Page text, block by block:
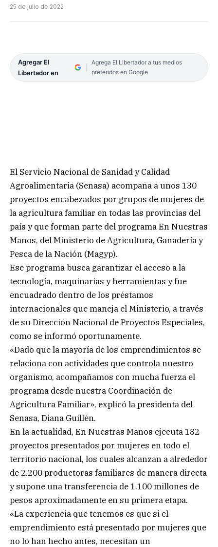
25 de julio de 2022
Agregar El
Libertador en
Agrega El Libertador a tus medios
preferidos en Google
El Servicio Nacional de Sanidad y Calidad
Agroalimentaria (Senasa) acompaña a unos 130
proyectos encabezados por grupos de mujeres de
la agricultura familiar en todas las provincias del
país y que forman parte del programa En Nuestras
Manos, del Ministerio de Agricultura, Ganadería y
Pesca de la Nación (Magyp).
Ese programa busca garantizar el acceso a la
tecnología, maquinarias y herramientas y fue
encuadrado dentro de los préstamos
internacionales que maneja el Ministerio, a través
de su Dirección Nacional de Proyectos Especiales,
como se informó oportunamente.
«Dado que la mayoría de los emprendimientos se
relaciona con actividades que controla nuestro
organismo, acompañamos con mucha fuerza el
programa desde nuestra Coordinación de
Agricultura Familiar», explicó la presidenta del
Senasa, Diana Guillén.
En la actualidad, En Nuestras Manos ejecuta 182
proyectos presentados por mujeres en todo el
territorio nacional, los cuales alcanzan a alrededor
de 2.200 productoras familiares de manera directa
y supone una transferencia de 1.100 millones de
pesos aproximadamente en su primera etapa.
«La experiencia que tenemos es que si el
emprendimiento está presentado por mujeres que
no lo han hecho antes, necesitan un